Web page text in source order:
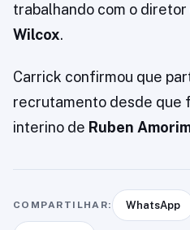
trabalhando com o
Wilcox.
Carrick confirmou que
recrutamento desde que
interino de Ruben
COMPARTILHAR: WhatsApp